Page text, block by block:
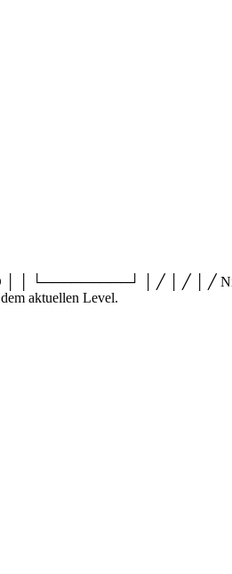
│ │ └─────────┘ │ ╱ │ ╱ │
aktuellen Level.